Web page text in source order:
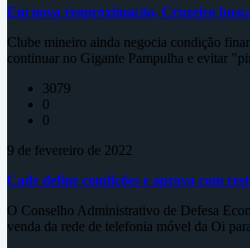
Em nova reaproximação, Cruzeiro
Clube mineiro ainda negocia condição
continuar no Gigante Pampulha e evitar
3079
0
0
9 de fevereiro de 2022
Cade define condições e aprova com
O Conselho Administrativo de Defesa
venda da rede de telefonia móvel da Oi